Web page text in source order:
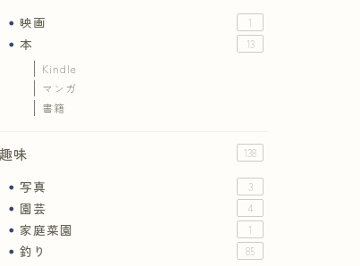
映画 1
本 13
Kindle
マンガ
書籍
趣味 138
写真 3
園芸 4
家庭菜園 1
釣り 85